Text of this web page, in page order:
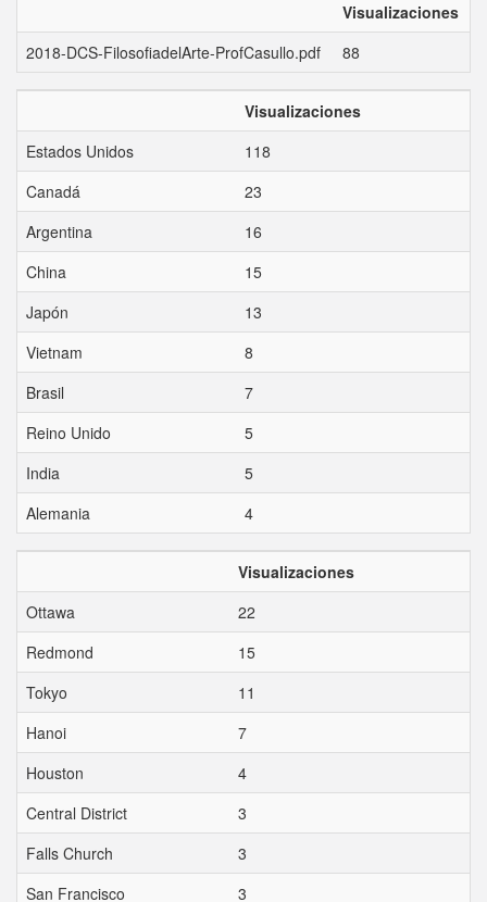
Visualizaciones
2018-DCS-FilosofiadelArte-ProfCasullo.pdf
88
Visualizaciones
Estados Unidos
118
Canadá
23
Argentina
16
China
15
Japón
13
Vietnam
8
Brasil
7
Reino Unido
5
India
5
Alemania
4
Visualizaciones
Ottawa
22
Redmond
15
Tokyo
11
Hanoi
7
Houston
4
Central District
3
Falls Church
3
San Francisco
3